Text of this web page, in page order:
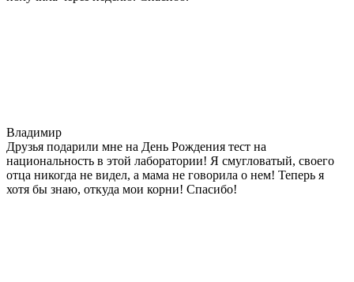
Владимир
Друзья подарили мне на День Рождения тест на
национальность в этой лаборатории! Я смугловатый, своего
отца никогда не видел, а мама не говорила о нем! Теперь я
хотя бы знаю, откуда мои корни! Спасибо!